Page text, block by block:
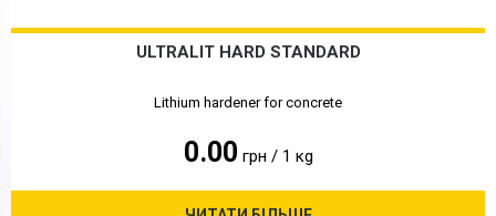
ULTRALIT HARD STANDARD
Lithium hardener for concrete
0.00 грн / 1 кg